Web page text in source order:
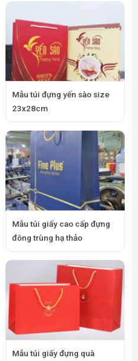
Mẫu túi đựng yến sào size
23x28cm
Mẫu túi giấy cao cấp đựng
đông trùng hạ thảo
Mẫu túi giấy đựng quà